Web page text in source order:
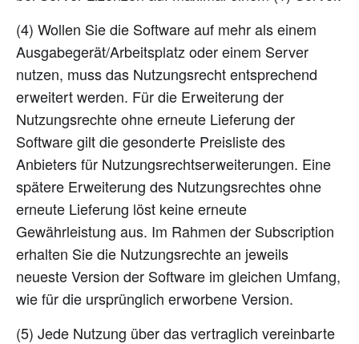
(4) Wollen Sie die Software auf mehr als einem
Ausgabegerät/Arbeitsplatz oder einem Server
nutzen, muss das Nutzungsrecht entsprechend
erweitert werden. Für die Erweiterung der
Nutzungsrechte ohne erneute Lieferung der
Software gilt die gesonderte Preisliste des
Anbieters für Nutzungsrechtserweiterungen. Eine
spätere Erweiterung des Nutzungsrechtes ohne
erneute Lieferung löst keine erneute
Gewährleistung aus. Im Rahmen der Subscription
erhalten Sie die Nutzungsrechte an jeweils
neueste Version der Software im gleichen Umfang,
wie für die ursprünglich erworbene Version.
(5) Jede Nutzung über das vertraglich vereinbarte